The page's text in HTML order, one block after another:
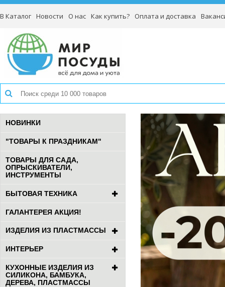
В Каталог Новости О нас Как купить? Оплата и доставка
НОВИНКИ
"ТОВАРЫ К ПРАЗДНИКАМ"
ТОВАРЫ ДЛЯ САДА,
ОПРЫСКИВАТЕЛИ,
ИНСТРУМЕНТЫ
БЫТОВАЯ ТЕХНИКА
ГАЛАНТЕРЕЯ АКЦИЯ!
ИЗДЕЛИЯ ИЗ ПЛАСТМАССЫ
ИНТЕРЬЕР
КУХОННЫЕ ИЗДЕЛИЯ ИЗ
СИЛИКОНА, БАМБУКА,
ДЕРЕВА, ПЛАСТМАССЫ